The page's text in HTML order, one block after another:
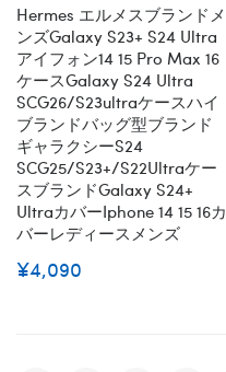
Hermes エルメスブランドメ
ンズgalaxy S23+ S24 Ultra
アイフォン14 15 Pro Max 16
ケースGalaxy S24 Ultra
SCG26/s23ultraケースハイ
ブランドバッグ型ブランド
ギャラクシーs24
SCG25/S23+/S22Ultraケー
スブランドgalaxy S24+
Ultraカバーiphone 14 15 16カ
バーレディースメンズ
¥4,090